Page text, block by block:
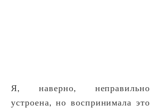
Я, наверно, неправильно
устроена, но воспринимала это